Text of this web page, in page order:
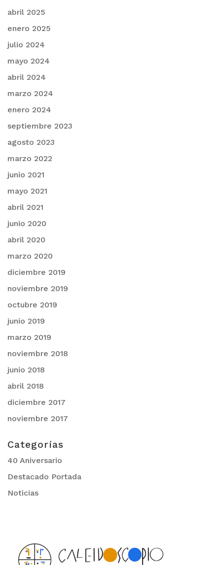
abril 2025
enero 2025
julio 2024
mayo 2024
abril 2024
marzo 2024
enero 2024
septiembre 2023
agosto 2023
marzo 2022
junio 2021
mayo 2021
abril 2021
junio 2020
abril 2020
marzo 2020
diciembre 2019
noviembre 2019
octubre 2019
junio 2019
marzo 2019
noviembre 2018
junio 2018
abril 2018
diciembre 2017
noviembre 2017
Categorías
40 Aniversario
Destacado Portada
Noticias